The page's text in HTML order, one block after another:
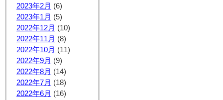
2023年2月 (6)
2023年1月 (5)
2022年12月 (10)
2022年11月 (8)
2022年10月 (11)
2022年9月 (9)
2022年8月 (14)
2022年7月 (18)
2022年6月 (16)